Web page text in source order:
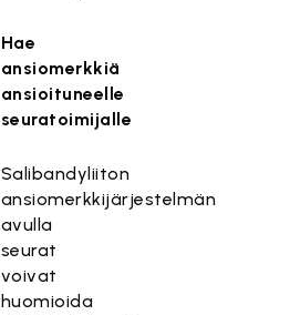
Hae
ansiomerkkiä
ansioituneelle
seuratoimijalle
Salibandyliiton
ansiomerkkijärjestelmän
avulla
seurat
voivat
huomioida